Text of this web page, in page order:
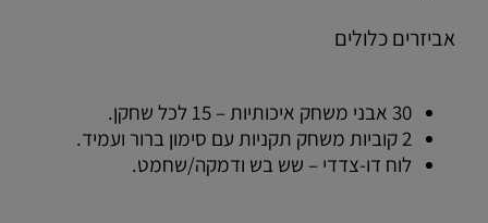
אביזרים כלולים
30 אבני משחק איכותיות – 15 לכל שחקן.
2 קוביות משחק תקניות עם סימון ברור ועמיד.
לוח דו-צדדי – שש בש ודמקה/שחמט.